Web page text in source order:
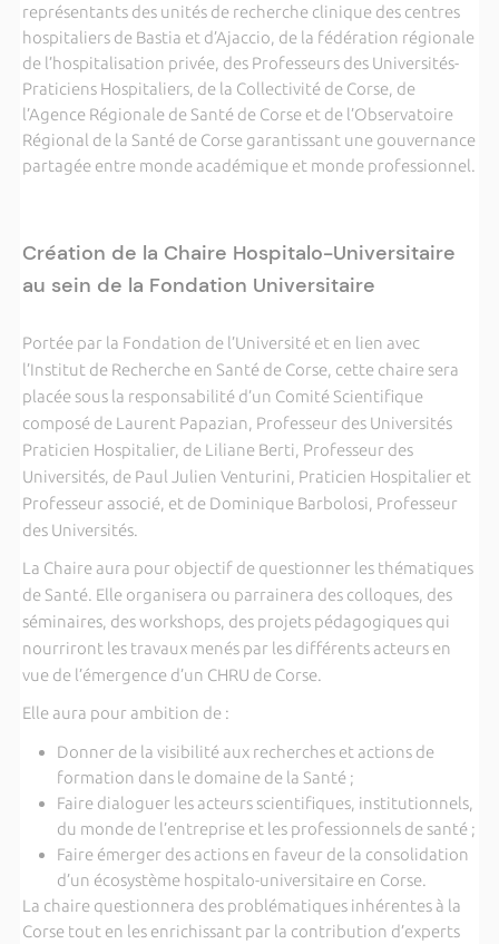
représentants des unités de recherche clinique des centres
hospitaliers de Bastia et d’Ajaccio, de la fédération régionale
de l’hospitalisation privée, des Professeurs des Universités-
Praticiens Hospitaliers, de la Collectivité de Corse, de
l’Agence Régionale de Santé de Corse et de l’Observatoire
Régional de la Santé de Corse garantissant une gouvernance
partagée entre monde académique et monde professionnel.
Création de la Chaire Hospitalo-Universitaire
au sein de la Fondation Universitaire
Portée par la Fondation de l’Université et en lien avec
l’Institut de Recherche en Santé de Corse, cette chaire sera
placée sous la responsabilité d’un Comité Scientifique
composé de Laurent Papazian, Professeur des Universités
Praticien Hospitalier, de Liliane Berti, Professeur des
Universités, de Paul Julien Venturini, Praticien Hospitalier et
Professeur associé, et de Dominique Barbolosi, Professeur
des Universités.
La Chaire aura pour objectif de questionner les thématiques
de Santé. Elle organisera ou parrainera des colloques, des
séminaires, des workshops, des projets pédagogiques qui
nourriront les travaux menés par les différents acteurs en
vue de l’émergence d’un CHRU de Corse.
Elle aura pour ambition de :
Donner de la visibilité aux recherches et actions de
formation dans le domaine de la Santé ;
Faire dialoguer les acteurs scientifiques, institutionnels,
du monde de l’entreprise et les professionnels de santé ;
Faire émerger des actions en faveur de la consolidation
d’un écosystème hospitalo-universitaire en Corse.
La chaire questionnera des problématiques inhérentes à la
Corse tout en les enrichissant par la contribution d’experts